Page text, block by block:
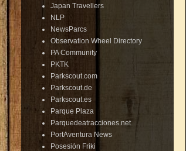
Japan Travellers
NLP
NewsParcs
Observation Wheel Directory
PA Community
PKTK
Parkscout.com
Parkscout.de
Parkscout.es
Parque Plaza
Parquedeatracciones.net
PortAventura News
Posesión Friki